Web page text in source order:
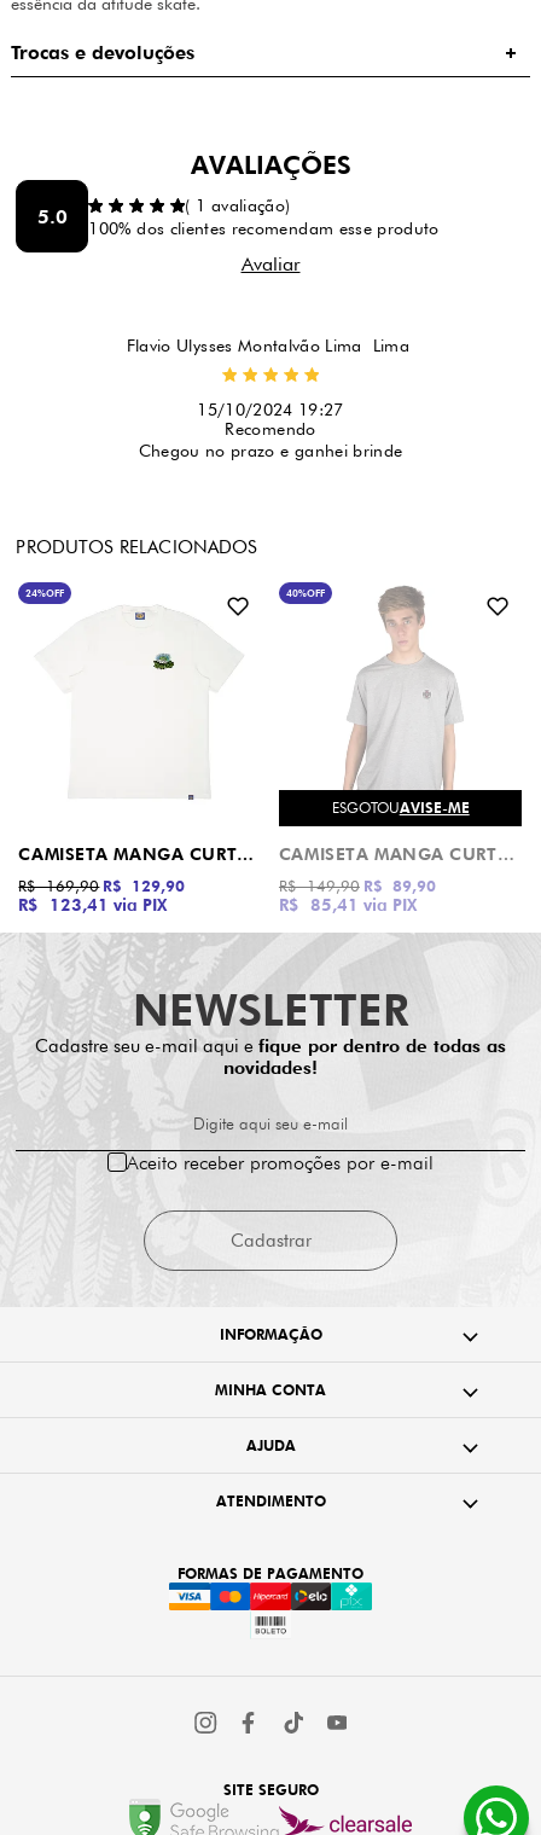
Trocas e devoluções
AVALIAÇÕES
5.0 ( 1 avaliação)
100% dos clientes recomendam esse produto
Flavio Ulysses Montalvão Lima  Lima
15/10/2024 19:27
Recomendo
Chegou no prazo e ganhei brinde
PRODUTOS RELACIONADOS
24%OFF
CAMISETA MANGA CURTA PIRATA DROP DEAD
R$ 123,41 via PIX
R$ 169,90 R$ 129,90
40%OFF
ESGOTOUAVISE-ME
CAMISETA MANGA CURTA TRUCK CO. 3 COLORS F/C INDEPENDENT
R$ 85,41 via PIX
R$ 149,90 R$ 89,90
NEWSLETTER
Cadastre seu e-mail aqui e fique por dentro de todas as
novidades!
Digite aqui seu e-mail
Cadastrar
Aceito receber promoções por e-mail
INFORMAÇÃO
MINHA CONTA
AJUDA
ATENDIMENTO
FORMAS DE PAGAMENTO
SITE SEGURO